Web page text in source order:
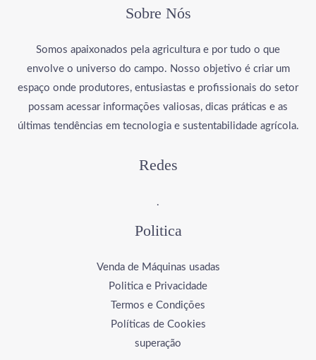
Sobre Nós
Somos apaixonados pela agricultura e por tudo o que
envolve o universo do campo. Nosso objetivo é criar um
espaço onde produtores, entusiastas e profissionais do setor
possam acessar informações valiosas, dicas práticas e as
últimas tendências em tecnologia e sustentabilidade agrícola.
Redes
.
Politica
Venda de Máquinas usadas
Politica e Privacidade
Termos e Condições
Políticas de Cookies
superação